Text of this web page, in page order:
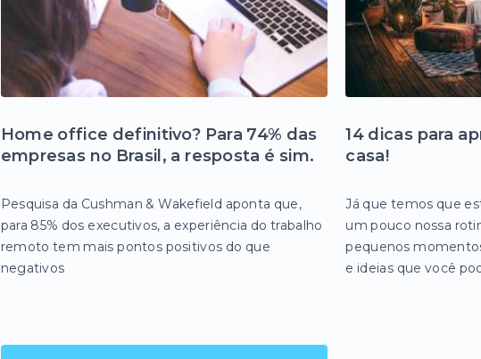
Home office definitivo? Para 74% das
empresas no Brasil, a resposta é sim.
Pesquisa da Cushman & Wakefield aponta que,
para 85% dos executivos, a experiência do trabalho
remoto tem mais pontos positivos do que
negativos
14 dicas para
casa!
Já que temos que
um pouco nossa
pequenos
e ideias que você